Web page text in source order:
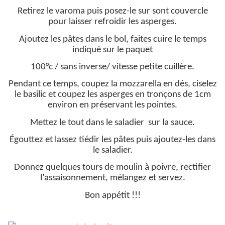
Retirez le varoma puis posez-le sur sont couvercle
pour laisser refroidir les asperges.
Ajoutez les pâtes dans le bol, faites cuire le temps
indiqué sur le paquet
100°c / sans inverse/ vitesse petite cuillère.
Pendant ce temps, coupez la mozzarella en dés, ciselez
le basilic et coupez les asperges en tronçons de 1cm
environ en préservant les pointes.
Mettez le tout dans le saladier sur la sauce.
Égouttez et lassez tiédir les pâtes puis ajoutez-les dans
le saladier.
Donnez quelques tours de moulin à poivre, rectifier
l’assaisonnement, mélangez et servez.
Bon appétit !!!